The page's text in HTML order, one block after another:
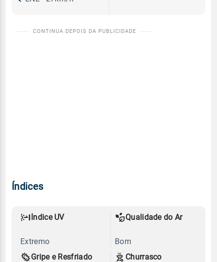
Índices
Índice UV
Extremo
Qualidade do Ar
Bom
Gripe e Resfriado
Churrasco